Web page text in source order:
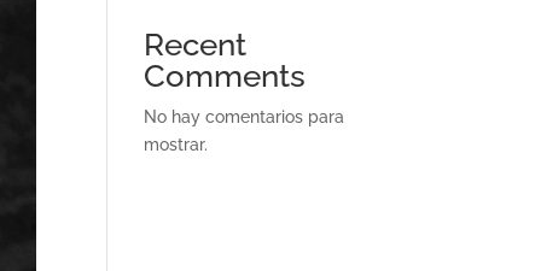
Recent
Comments
No hay comentarios para
mostrar.